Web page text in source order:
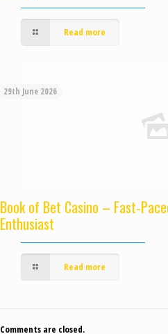
Read more
29th June 2026
Book of Bet Casino –
Enthusiast
Read more
Comments are closed.